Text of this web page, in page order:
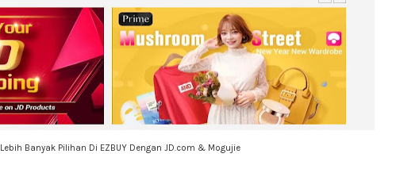
Lebih Banyak Pilihan Di EZBUY Dengan JD.com & Mogujie